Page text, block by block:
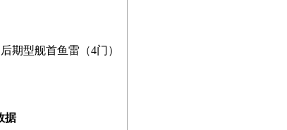
后期型舰首鱼雷（4门）
据